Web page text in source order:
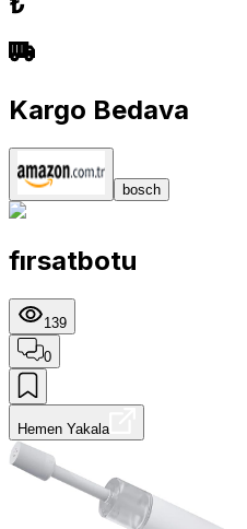
Kargo Bedava
bosch
fırsatbotu
139
0
Hemen Yakala